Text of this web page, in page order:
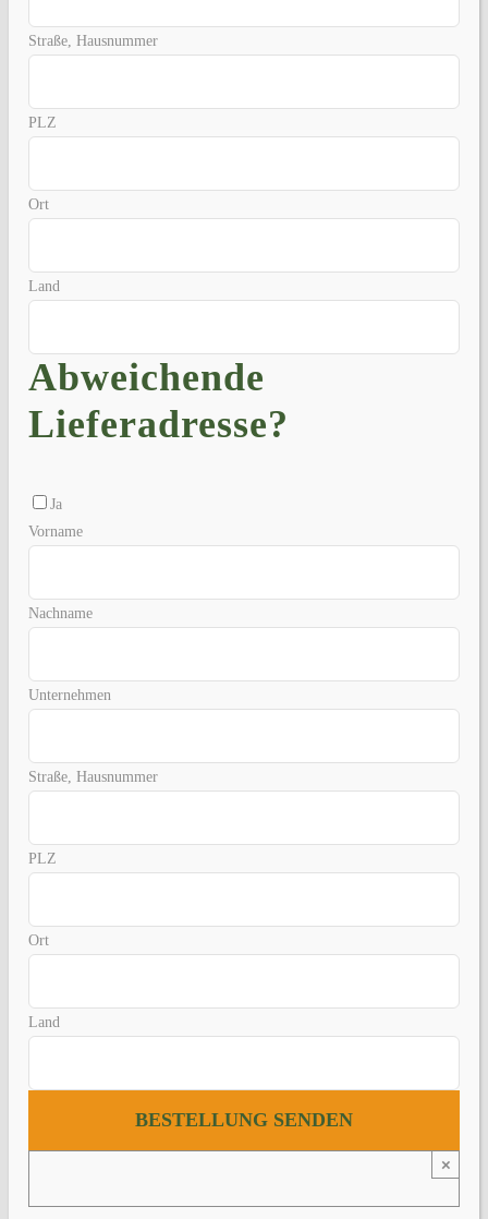
Straße, Hausnummer
PLZ
Ort
Land
Abweichende
Lieferadresse?
Ja
Vorname
Nachname
Unternehmen
Straße, Hausnummer
PLZ
Ort
Land
×